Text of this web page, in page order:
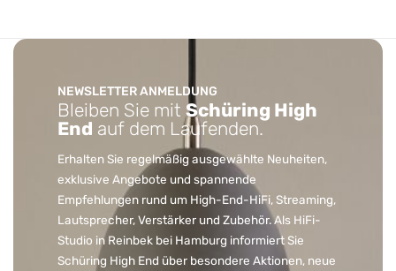
NEWSLETTER ANMELDUNG
Bleiben Sie mit Schüring High
End auf dem Laufenden.
Erhalten Sie regelmäßig ausgewählte Neuheiten,
exklusive Angebote und spannende
Empfehlungen rund um High-End-HiFi, Streaming,
Lautsprecher, Verstärker und Zubehör. Als HiFi-
Studio in Reinbek bei Hamburg informiert Sie
Schüring High End über besondere Aktionen, neue